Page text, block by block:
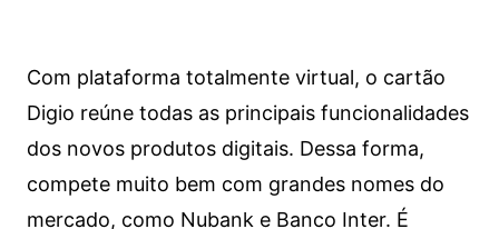
Com plataforma totalmente virtual, o cartão
Digio reúne todas as principais funcionalidades
dos novos produtos digitais. Dessa forma,
compete muito bem com grandes nomes do
mercado, como Nubank e Banco Inter. É